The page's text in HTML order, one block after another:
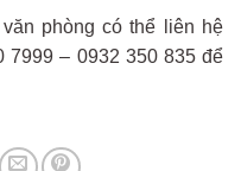
phòng có thể liên hệ
7999 – 0932 350 835 để